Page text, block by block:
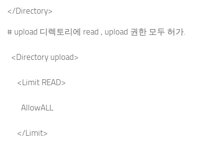
</Directory>
# upload 디렉토리에 read , upload 권한 모두 허가.
<Directory upload>
<Limit READ>
AllowALL
</Limit>